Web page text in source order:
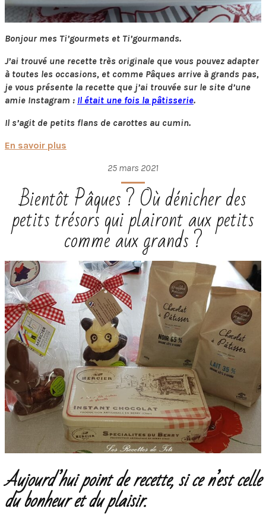
Bonjour mes Ti’gourmets et Ti’gourmands.
J’ai trouvé une recette très originale que vous pouvez adapter
à toutes les occasions, et comme Pâques arrive à grands pas,
je vous présente la recette que j’ai trouvée sur le site d’une
amie Instagram : Il était une fois la pâtisserie.
Il s’agit de petits flans de carottes au cumin.
En savoir plus
25 mars 2021
Bientôt Pâques ? Où dénicher des
petits trésors qui plairont aux petits
comme aux grands ?
Aujourd’hui point de recette, si ce n’est celle
du bonheur et du plaisir.